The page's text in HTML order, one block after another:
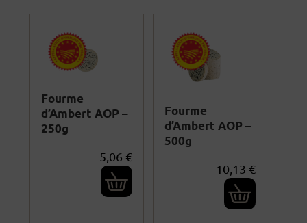
Fourme
d’Ambert AOP –
250g
5,06 €
Fourme
d’Ambert AOP –
500g
10,13 €